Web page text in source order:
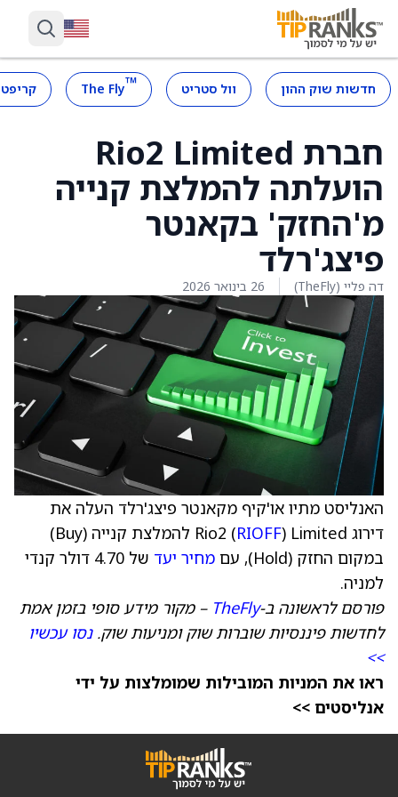
חדשות שוק ההון וול סטריט ™
The Fly
חברת Rio2 Limited
הועלתה להמלצת קנייה
מ'החזק' בקאנטר
פיצג'רלד
דה פליי (TheFly) 26 בינואר 2026
האנליסט מתיו או'קיף מקאנטר פיצג'רלד העלה את
דירוג Rio2 (
RIOFF
) Limited להמלצת קנייה (Buy)
במקום החזק (Hold), עם
מחיר יעד
של ‎4.70 דולר קנדי
למניה.
פורסם לראשונה ב-TheFly – מקור מידע סופי בזמן אמת
לחדשות פיננסיות שוברות שוק ומניעות שוק.נסו עכשיו
>>
ראו את המניות המובילות שמומלצות על ידי
אנליסטים >>